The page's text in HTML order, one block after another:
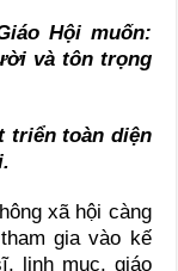
Hội muốn:
và tôn trọng
triển toàn diện
xã hội càng
gia vào kế
linh mục, giáo